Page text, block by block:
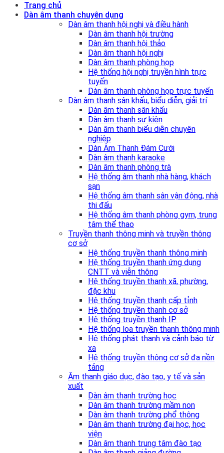
Trang chủ
Dàn âm thanh chuyên dụng
Dàn âm thanh hội nghị và điều hành
Dàn âm thanh hội trường
Dàn âm thanh hội thảo
Dàn âm thanh hội nghị
Dàn âm thanh phòng họp
Hệ thống hội nghị truyền hình trực
tuyến
Dàn âm thanh phòng họp trực tuyến
Dàn âm thanh sân khấu, biểu diễn, giải trí
Dàn âm thanh sân khấu
Dàn âm thanh sự kiện
Dàn âm thanh biểu diễn chuyên
nghiệp
Dàn Âm Thanh Đám Cưới
Dàn âm thanh karaoke
Dàn âm thanh phòng trà
Hệ thống âm thanh nhà hàng, khách
sạn
Hệ thống âm thanh sân vận động, nhà
thi đấu
Hệ thống âm thanh phòng gym, trung
tâm thể thao
Truyền thanh thông minh và truyền thông
cơ sở
Hệ thống truyền thanh thông minh
Hệ thống truyền thanh ứng dụng
CNTT và viễn thông
Hệ thống truyền thanh xã, phường,
đặc khu
Hệ thống truyền thanh cấp tỉnh
Hệ thống truyền thanh cơ sở
Hệ thống truyền thanh IP
Hệ thống loa truyền thanh thông minh
Hệ thống phát thanh và cảnh báo từ
xa
Hệ thống truyền thông cơ sở đa nền
tảng
Âm thanh giáo dục, đào tạo, y tế và sản
xuất
Dàn âm thanh trường học
Dàn âm thanh trường mầm non
Dàn âm thanh trường phổ thông
Dàn âm thanh trường đại học, học
viện
Dàn âm thanh trung tâm đào tạo